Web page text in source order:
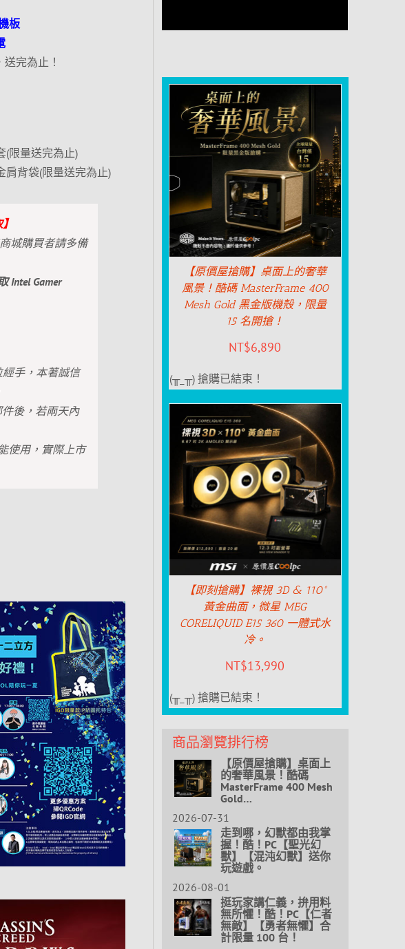
板
完為止！
(限量送完為止)
肩背袋(限量送完為止)
城購買者請多備
Intel Gamer
手，本著誠信
後，若兩天內
使用，實際上市
【原價屋搶購】桌面上的奢華
風景！酷碼 MasterFrame 400
Mesh Gold 黑金版機殼，限量
15 名開搶！
NT$6,890
(╥_╥) 搶購已結束！
【即刻搶購】裸視 3D & 110°
黃金曲面，微星 MEG
CORELIQUID E15 360 一體式水
冷。
NT$13,990
(╥_╥) 搶購已結束！
商品瀏覽排行榜
【原價屋搶購】桌面上
的奢華風景！酷碼
MasterFrame 400 Mesh
Gold…
2026-07-31
走到哪，幻獸都由我掌
握！酷！PC【聖光幻
獸】【混沌幻獸】送你
玩遊戲。
2026-08-01
挺玩家講仁義，拚用料
無所懼！酷！PC【仁者
無敵】【勇者無懼】合
計限量 100 台！